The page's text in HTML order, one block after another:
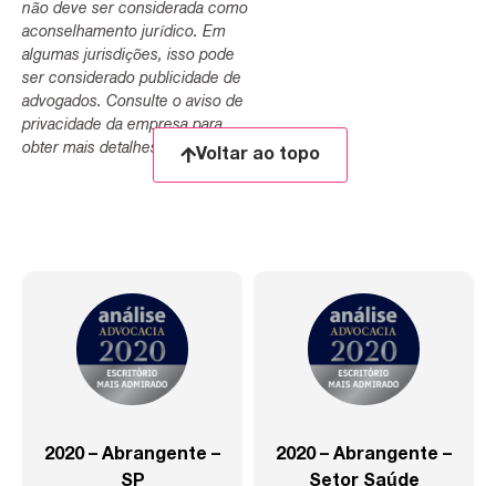
não deve ser considerada como
aconselhamento jurídico. Em
algumas jurisdições, isso pode
ser considerado publicidade de
advogados. Consulte o aviso de
privacidade da empresa para
obter mais detalhes.
Voltar ao topo
2020 – Abrangente –
SP
2020 – Abrangente –
Setor Saúde